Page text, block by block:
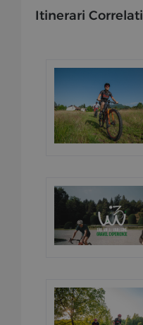
Itinerari Correlati